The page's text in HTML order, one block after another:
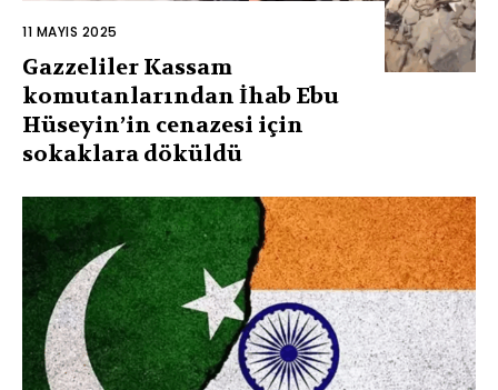
11 MAYIS 2025
Gazzeliler Kassam
komutanlarından İhab Ebu
Hüseyin’in cenazesi için
sokaklara döküldü